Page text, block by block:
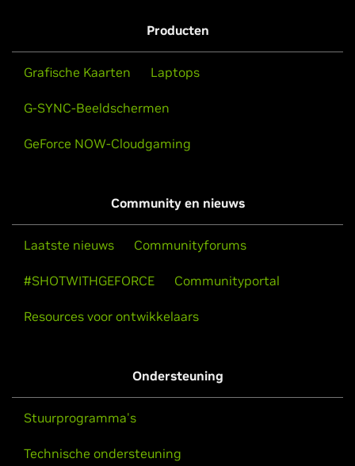
Producten
Grafische Kaarten Laptops
G-SYNC-Beeldschermen
GeForce NOW-Cloudgaming
Community en nieuws
Laatste nieuws Communityforums
#SHOTWITHGEFORCE Communityportal
Resources voor ontwikkelaars
Ondersteuning
Stuurprogramma's
Technische ondersteuning